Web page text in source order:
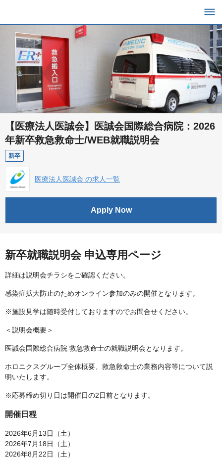
【医療法人医誠会】医誠会国際総合病院：2026
年新卒救急救命士/WEB就職説明会
新卒
医療法人医誠会 の求人一覧
Apply Now
新卒就職説明会 申込専用ページ
詳細は説明会チラシをご確認ください。
感染症拡大防止のためオンライン参加のみの開催となります。
※施設見学は随時受付しておりますのでお問合せください。
＜説明会概要＞
医誠会国際総合病院 救急救命士の就職説明会となります。
ホロニクスグループ全体概要、救急救命士の業務内容等について説
明いたします。
※応募締め切り日は開催日の2日前となります。
開催日程
2026年6月13日（土）
2026年7月18日（土）
2026年8月22日（土）